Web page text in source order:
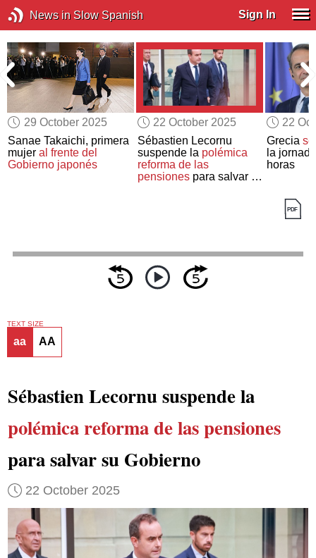
News in Slow Spanish Sign In
29 October 2025
Sanae Takaichi, primera
mujeral frente del
Gobierno japonés
22 October 2025
Sébastien Lecornu
suspende la polémica
reforma de las
pensionespara salvar su
22
Grecia
la
horas
TEXT SIZE
aa AA
Sébastien Lecornu suspende la
polémica reforma de las pensiones
para salvar su Gobierno
22 October 2025